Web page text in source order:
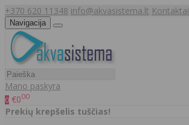
+370 620 11348 info@akvasistema.lt Kontaktai
Navigacija
Mano paskyra
0 €000
Prekių krepšelis tuščias!